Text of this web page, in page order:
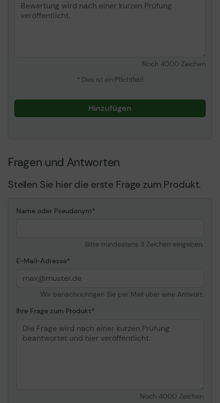
Noch 4000 Zeichen
* Dies ist ein Pflichtfeld
Hinzufügen
Fragen und Antworten
Stellen Sie hier die erste Frage zum Produkt.
Name oder Pseudonym
Bitte mindestens 3 Zeichen eingeben.
E-Mail-Adresse
Wir benachrichtigen Sie per Mail über eine Antwort.
Ihre Frage zum Produkt
Noch 4000 Zeichen